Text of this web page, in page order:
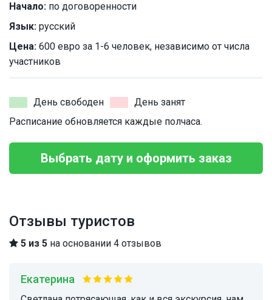
Начало: по договоренности
Язык: русский
Цена: 600 евро за 1-6 человек, независимо от числа
участников
День свободен
День занят
Расписание обновляется каждые полчаса.
Выбрать дату и оформить заказ
Отзывы туристов
5 из 5 на основании 4 отзывов
Екатерина